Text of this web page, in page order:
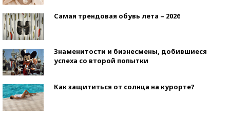
Самая трендовая обувь лета – 2026
Знаменитости и бизнесмены, добившиеся
успеха со второй попытки
Как защититься от солнца на курорте?